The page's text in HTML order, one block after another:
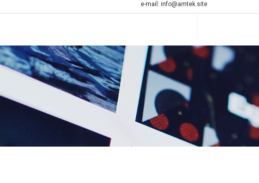
e-mail: info@amtek.site